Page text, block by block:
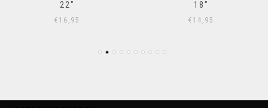
22″
€ 16,95
18″
€ 14,95